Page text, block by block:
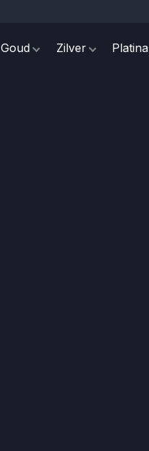
Goud Zilver Platina